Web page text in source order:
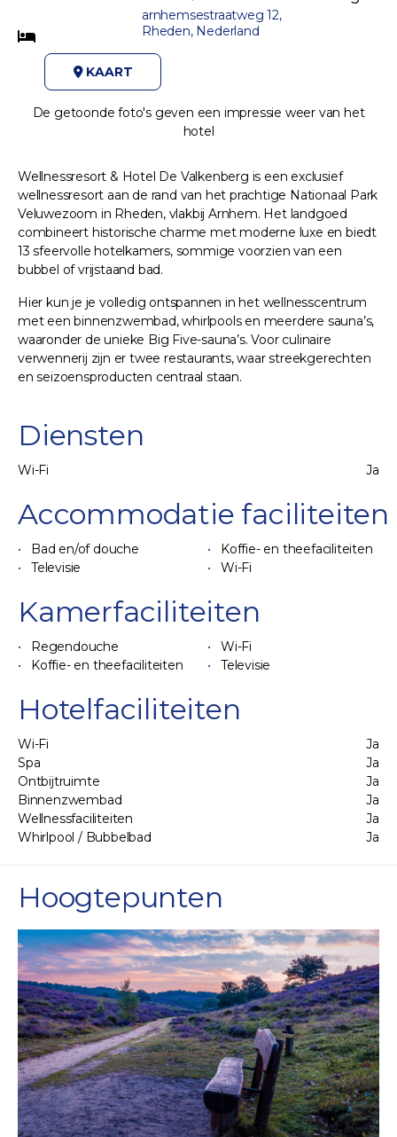
arnhemsestraatweg 12,
Rheden, Nederland
KAART
De getoonde foto's geven een impressie weer van het
hotel
Wellnessresort & Hotel De Valkenberg is een exclusief
wellnessresort aan de rand van het prachtige Nationaal Park
Veluwezoom in Rheden, vlakbij Arnhem. Het landgoed
combineert historische charme met moderne luxe en biedt
13 sfeervolle hotelkamers, sommige voorzien van een
bubbel of vrijstaand bad.
Hier kun je je volledig ontspannen in het wellnesscentrum
met een binnenzwembad, whirlpools en meerdere sauna’s,
waaronder de unieke Big Five-sauna’s. Voor culinaire
verwennerij zijn er twee restaurants, waar streekgerechten
en seizoensproducten centraal staan.
Diensten
Wi-Fi Ja
Accommodatie faciliteiten
Bad en/of douche
Koffie- en theefaciliteiten
Televisie
Wi-Fi
Kamerfaciliteiten
Regendouche
Wi-Fi
Koffie- en theefaciliteiten
Televisie
Hotelfaciliteiten
Wi-Fi
Ja
Spa
Ja
Ontbijtruimte
Ja
Binnenzwembad
Ja
Wellnessfaciliteiten
Ja
Whirlpool / Bubbelbad
Ja
Hoogtepunten